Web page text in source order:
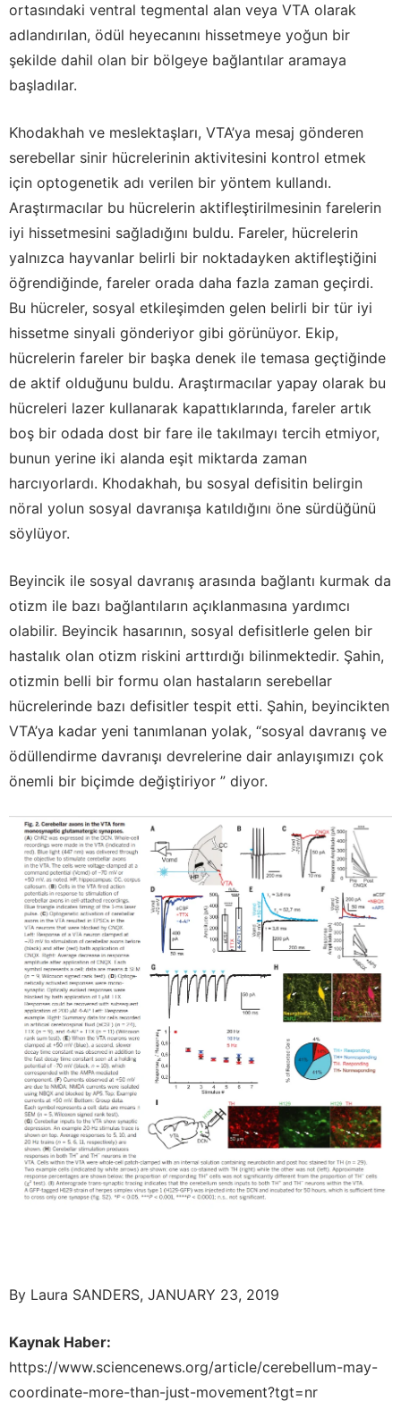
ortasındaki ventral tegmental alan veya VTA olarak
adlandırılan, ödül heyecanını hissetmeye yoğun bir
şekilde dahil olan bir bölgeye bağlantılar aramaya
başladılar.
Khodakhah ve meslektaşları, VTA’ya mesaj gönderen
serebellar sinir hücrelerinin aktivitesini kontrol etmek
için optogenetik adı verilen bir yöntem kullandı.
Araştırmacılar bu hücrelerin aktifleştirilmesinin farelerin
iyi hissetmesini sağladığını buldu. Fareler, hücrelerin
yalnızca hayvanlar belirli bir noktadayken aktifleştiğini
öğrendiğinde, fareler orada daha fazla zaman geçirdi.
Bu hücreler, sosyal etkileşimden gelen belirli bir tür iyi
hissetme sinyali gönderiyor gibi görünüyor. Ekip,
hücrelerin fareler bir başka denek ile temasa geçtiğinde
de aktif olduğunu buldu. Araştırmacılar yapay olarak bu
hücreleri lazer kullanarak kapattıklarında, fareler artık
boş bir odada dost bir fare ile takılmayı tercih etmiyor,
bunun yerine iki alanda eşit miktarda zaman
harcıyorlardı. Khodakhah, bu sosyal defisitin belirgin
nöral yolun sosyal davranışa katıldığını öne sürdüğünü
söylüyor.
Beyincik ile sosyal davranış arasında bağlantı kurmak da
otizm ile bazı bağlantıların açıklanmasına yardımcı
olabilir. Beyincik hasarının, sosyal defisitlerle gelen bir
hastalık olan otizm riskini arttırdığı bilinmektedir. Şahin,
otizmin belli bir formu olan hastaların serebellar
hücrelerinde bazı defisitler tespit etti. Şahin, beyincikten
VTA’ya kadar yeni tanımlanan yolak, “sosyal davranış ve
ödüllendirme davranışı devrelerine dair anlayışımızı çok
önemli bir biçimde değiştiriyor ” diyor.
By Laura SANDERS, JANUARY 23, 2019
Kaynak Haber:
https://www.sciencenews.org/article/cerebellum-may-
coordinate-more-than-just-movement?tgt=nr